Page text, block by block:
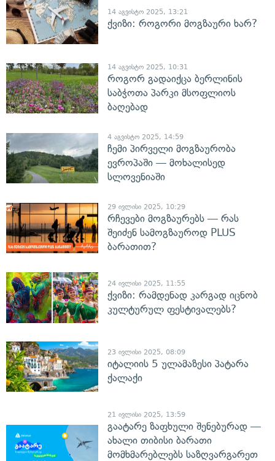
14 აგვისტო 2025, 13:21
ქვიზი: როგორი მოგზაური ხარ?
14 აგვისტო 2025, 10:31
როგორ გადაიქცა ბერლინის
საბჭოთა პარკი მსოფლიოს
ბაღებად
4 აგვისტო 2025, 14:59
ჩემი პირველი მოგზაურობა
ევროპაში — მოხალისედ
სლოვენიაში
29 ივლისი 2025, 10:29
რჩევები მოგზაურებს — რას
შეიძენ სამოგზაუროდ PLUS
ბარათით?
24 ივლისი 2025, 11:55
ქვიზი: რამდენად კარგად იცნობ
კულტურულ ფესტივალებს?
23 ივლისი 2025, 08:09
იტალიის 5 ულამაზესი პატარა
ქალაქი
21 ივლისი 2025, 13:59
გაატარე ზაფხული შენებურად —
ახალი თიბისი ბარათი
მომხმარებლებს საზღვარგარეთ